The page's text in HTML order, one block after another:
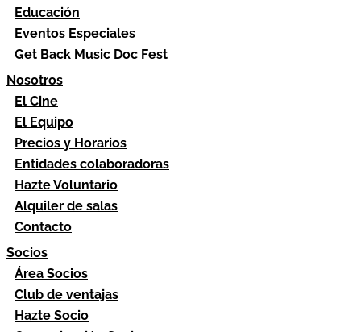
Educación
Eventos Especiales
Get Back Music Doc Fest
Nosotros
El Cine
El Equipo
Precios y Horarios
Entidades colaboradoras
Hazte Voluntario
Alquiler de salas
Contacto
Socios
Área Socios
Club de ventajas
Hazte Socio